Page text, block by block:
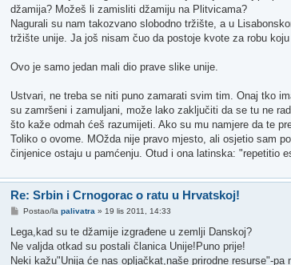
džamija? Možeš li zamisliti džamiju na Plitvicama?
Nagurali su nam takozvano slobodno tržište, a u
tržište unije. Ja još nisam čuo da postoje kvote za robu
Ovo je samo jedan mali dio prave slike unije.
Ustvari, ne treba se niti puno zamarati svim tim. Onaj tko
su zamršeni i zamuljani, može lako zaključiti da se tu ne
što kaže odmah ćeš razumijeti. Ako su mu namjere da te
Toliko o ovome. MOžda nije pravo mjesto, ali osjetio sam
činjenice ostaju u pamćenju. Otud i ona latinska: "repetitio
Re: Srbin i Crnogorac o ratu u Hrvatskoj!
P
s
t
Postao/lapalivatra » 19 lis 2011, 14:33
Lega,kad su te džamije izgrađene u zemlji Danskoj?
Ne valjda otkad su postali članica Unije!Puno prije!
Neki kažu"Unija će nas opljačkat,naše prirodne resurse"-